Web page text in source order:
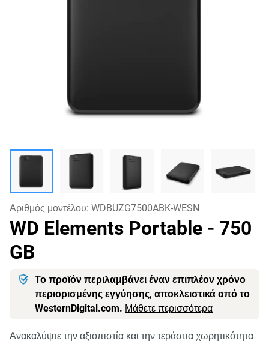
Αριθμός μοντέλου: WDBUZG7500ABK-WESN
WD Elements Portable - 750
GB
Το προϊόν περιλαμβάνει έναν επιπλέον χρόνο
περιορισμένης εγγύησης, αποκλειστικά από το
WesternDigital.com. Μάθετε περισσότερα
Ανακαλύψτε την αξιοπιστία και την τεράστια χωρητικότητα